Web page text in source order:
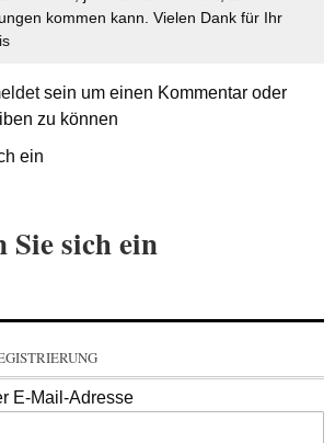
kommen kann. Vielen Dank für Ihr
sein um einen Kommentar oder
zu können
ein
Sie sich ein
E-Mail-Adresse